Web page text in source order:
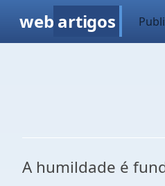
web artigos
A humildade é